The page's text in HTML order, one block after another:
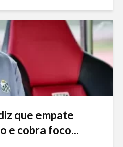
que empate
e cobra foco...